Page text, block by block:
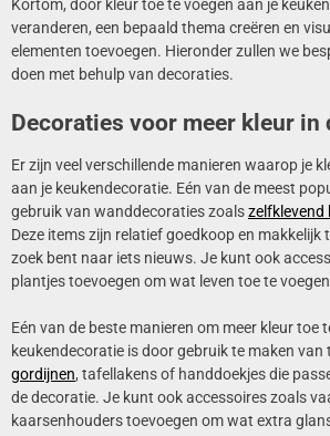
Kortom, door kleur toe te voegen aan je
veranderen, een bepaald thema creëren en
elementen toevoegen. Hieronder zullen we
doen met behulp van decoraties.
Decoraties voor meer kleur in
Er zijn veel verschillende manieren waarop je
aan je keukendecoratie. Eén van de meest
gebruik van wanddecoraties zoalszelfklevend
Deze items zijn relatief goedkoop en makkelijk
zoek bent naar iets nieuws. Je kunt ook
plantjes toevoegen om wat leven toe te
Eén van de beste manieren om meer kleur toe
keukendecoratie is door gebruik te maken van
gordijnen, tafellakens of handdoekjes die
de decoratie. Je kunt ook accessoires zoals
kaarsenhouders toevoegen om wat extra